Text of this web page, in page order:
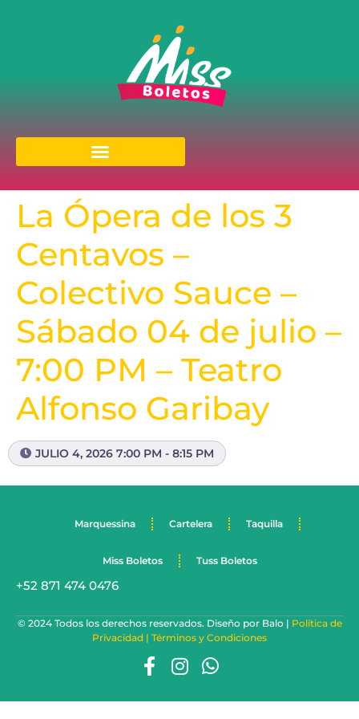
La Ópera de los 3
Centavos –
Colectivo Sauce –
Sábado 04 de julio –
7:00 PM – Teatro
Alfonso Garibay
JULIO 4, 2026 7:00 PM - 8:15 PM
Marquessina Cartelera Taquilla
Miss Boletos Tuss Boletos
+52 871 474 0476
© 2024 Todos los derechos reservados. Diseño por Balo | Política de
Privacidad | Términos y Condiciones